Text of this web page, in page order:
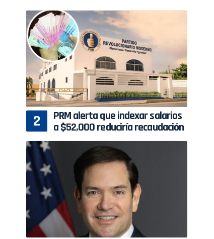
PRM alerta que indexar salarios
a $52,000 reduciría recaudación